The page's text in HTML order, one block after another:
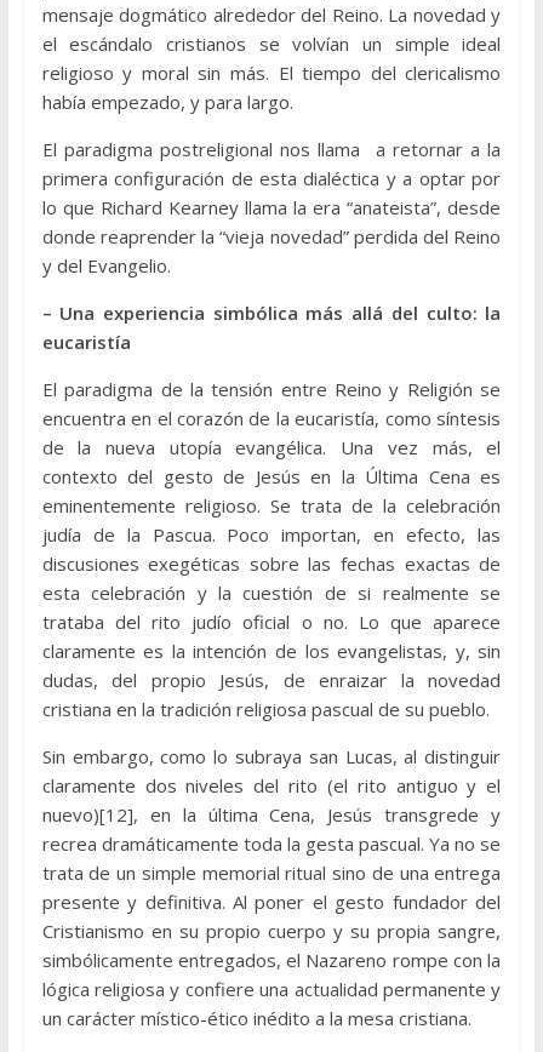
mensaje dogmático alrededor del Reino. La novedad y
el escándalo cristianos se volvían un simple ideal
religioso y moral sin más. El tiempo del clericalismo
había empezado, y para largo.
El paradigma postreligional nos llama a retornar a la
primera configuración de esta dialéctica y a optar por
lo que Richard Kearney llama la era “anateista”, desde
donde reaprender la “vieja novedad” perdida del Reino
y del Evangelio.
– Una experiencia simbólica más allá del culto: la
eucaristía
El paradigma de la tensión entre Reino y Religión se
encuentra en el corazón de la eucaristía, como síntesis
de la nueva utopía evangélica. Una vez más, el
contexto del gesto de Jesús en la Última Cena es
eminentemente religioso. Se trata de la celebración
judía de la Pascua. Poco importan, en efecto, las
discusiones exegéticas sobre las fechas exactas de
esta celebración y la cuestión de si realmente se
trataba del rito judío oficial o no. Lo que aparece
claramente es la intención de los evangelistas, y, sin
dudas, del propio Jesús, de enraizar la novedad
cristiana en la tradición religiosa pascual de su pueblo.
Sin embargo, como lo subraya san Lucas, al distinguir
claramente dos niveles del rito (el rito antiguo y el
nuevo)[12], en la última Cena, Jesús transgrede y
recrea dramáticamente toda la gesta pascual. Ya no se
trata de un simple memorial ritual sino de una entrega
presente y definitiva. Al poner el gesto fundador del
Cristianismo en su propio cuerpo y su propia sangre,
simbólicamente entregados, el Nazareno rompe con la
lógica religiosa y confiere una actualidad permanente y
un carácter místico-ético inédito a la mesa cristiana.